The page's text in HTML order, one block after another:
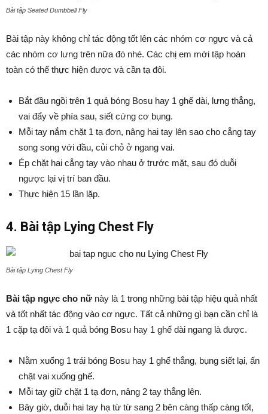
Bài tập Seated Dumbbell Fly
Bài tập này không chỉ tác động tốt lên các nhóm cơ ngực và cả
các nhóm cơ lưng trên nữa đó nhé. Các chị em mới tập hoàn
toàn có thể thực hiện được và cần tạ đôi.
Bắt đầu ngồi trên 1 quả bóng Bosu hay 1 ghế dài, lưng thẳng,
vai đẩy về phía sau, siết cứng cơ bụng.
Mỗi tay nắm chặt 1 tạ đơn, nâng hai tay lên sao cho cẳng tay
song song với đầu, củi chỏ ở ngang vai.
Ép chặt hai cẳng tay vào nhau ở trước mặt, sau đó duỗi
ngược lại vị trí ban đầu.
Thực hiện 15 lần lặp.
4. Bài tập Lying Chest Fly
Bài tập Lying Chest Fly
Bài tập ngực cho nữ này là 1 trong những bài tập hiệu quả nhất
và tốt nhất tác động vào cơ ngực. Tất cả những gì bạn cần chỉ là
1 cặp tạ đôi và 1 quả bóng Bosu hay 1 ghế dài ngang là được.
Nằm xuống 1 trái bóng Bosu hay 1 ghế thẳng, bụng siết lại, ấn
chặt vai xuống ghế.
Mỗi tay giữ chặt 1 tạ đơn, nâng 2 tay thẳng lên.
Bây giờ, duỗi hai tay hạ từ từ sang 2 bên càng thấp càng tốt,